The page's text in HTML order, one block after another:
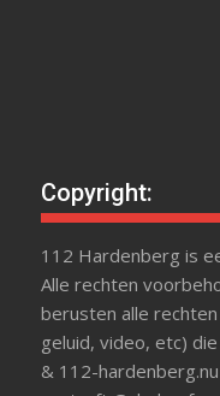
Copyright:
112 Hardenberg is
Alle rechten
berusten alle
geluid, video, etc)
& 112-